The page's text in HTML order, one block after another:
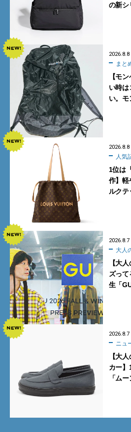
の新シ
2026.8.8
まと
【モ
い時は
い。モ
2026.8.8
人気
1位は
作】軽
ルクテ
2026.8.7
大人
【大
ズっ
生「
2026.8.7
ニュ
【大
カー】
「ム